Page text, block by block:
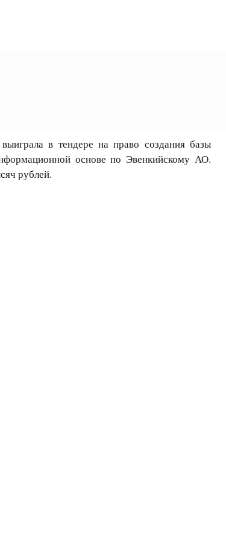
в тендере на право создания базы
основе по Эвенкийскому АО.
рублей.